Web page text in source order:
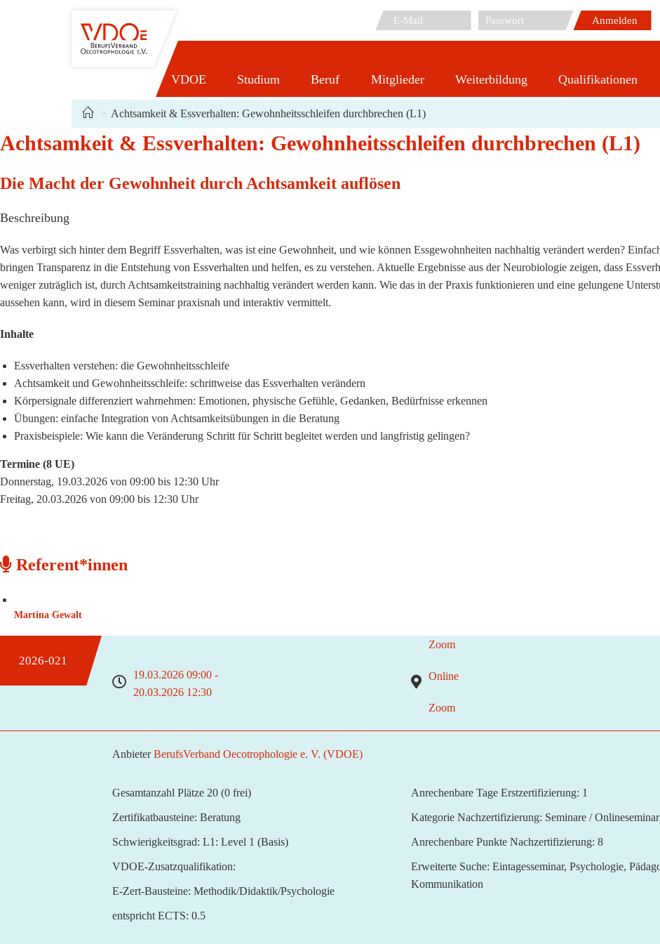
VDOE Studium Beruf Mitglieder Weiterbildung Qualifikationen
Achtsamkeit & Essverhalten: Gewohnheitsschleifen durchbrechen (L1)
> Achtsamkeit & Essverhalten: Gewohnheitsschleifen durchbrechen (L1)
Achtsamkeit & Essverhalten: Gewohnheitsschleifen durchbrechen (L1)
Die Macht der Gewohnheit durch Achtsamkeit auflösen
Beschreibung
Was verbirgt sich hinter dem Begriff Essverhalten, was ist eine Gewohnheit, und wie können Essgewohnheiten nachhaltig verändert werden?
bringen Transparenz in die Entstehung von Essverhalten und helfen, es zu verstehen. Aktuelle Ergebnisse aus der Neurobiologie zeigen, dass
weniger zuträglich ist, durch Achtsamkeitstraining nachhaltig verändert werden kann. Wie das in der Praxis funktionieren und eine gelungene
aussehen kann, wird in diesem Seminar praxisnah und interaktiv vermittelt.
Inhalte
Essverhalten verstehen: die Gewohnheitsschleife
Achtsamkeit und Gewohnheitsschleife: schrittweise das Essverhalten verändern
Körpersignale differenziert wahrnehmen: Emotionen, physische Gefühle, Gedanken, Bedürfnisse erkennen
Übungen: einfache Integration von Achtsamkeitsübungen in die Beratung
Praxisbeispiele: Wie kann die Veränderung Schritt für Schritt begleitet werden und langfristig gelingen?
Termine (8 UE)
Donnerstag, 19.03.2026 von 09:00 bis 12:30 Uhr
Freitag, 20.03.2026 von 09:00 bis 12:30 Uhr
Referent*innen
Martina Gewalt
2026-021
19.03.2026 09:00 -
20.03.2026 12:30
Zoom
Online
Zoom
AnbieterBerufsVerband Oecotrophologie e. V. (VDOE)
Gesamtanzahl Plätze 20 (0 frei)
Zertifikatbausteine: Beratung
Schwierigkeitsgrad: L1: Level 1 (Basis)
VDOE-Zusatzqualifikation:
E-Zert-Bausteine: Methodik/Didaktik/Psychologie
entspricht ECTS: 0.5
Anrechenbare Tage Erstzertifizierung: 1
Kategorie Nachzertifizierung: Seminare / Onlineseminar
Anrechenbare Punkte Nachzertifizierung: 8
Erweiterte Suche: Eintagesseminar, Psychologie,
Kommunikation